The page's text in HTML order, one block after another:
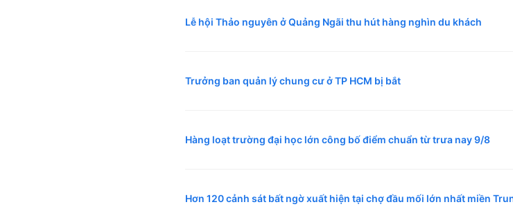
Lễ hội Thảo nguyên ở Quảng Ngãi thu hút hàng nghìn du khách
Trưởng ban quản lý chung cư ở TP HCM bị bắt
Hàng loạt trường đại học lớn công bố điểm chuẩn từ trưa nay 9/8
Hơn 120 cảnh sát bất ngờ xuất hiện tại chợ đầu mối lớn nhất miền